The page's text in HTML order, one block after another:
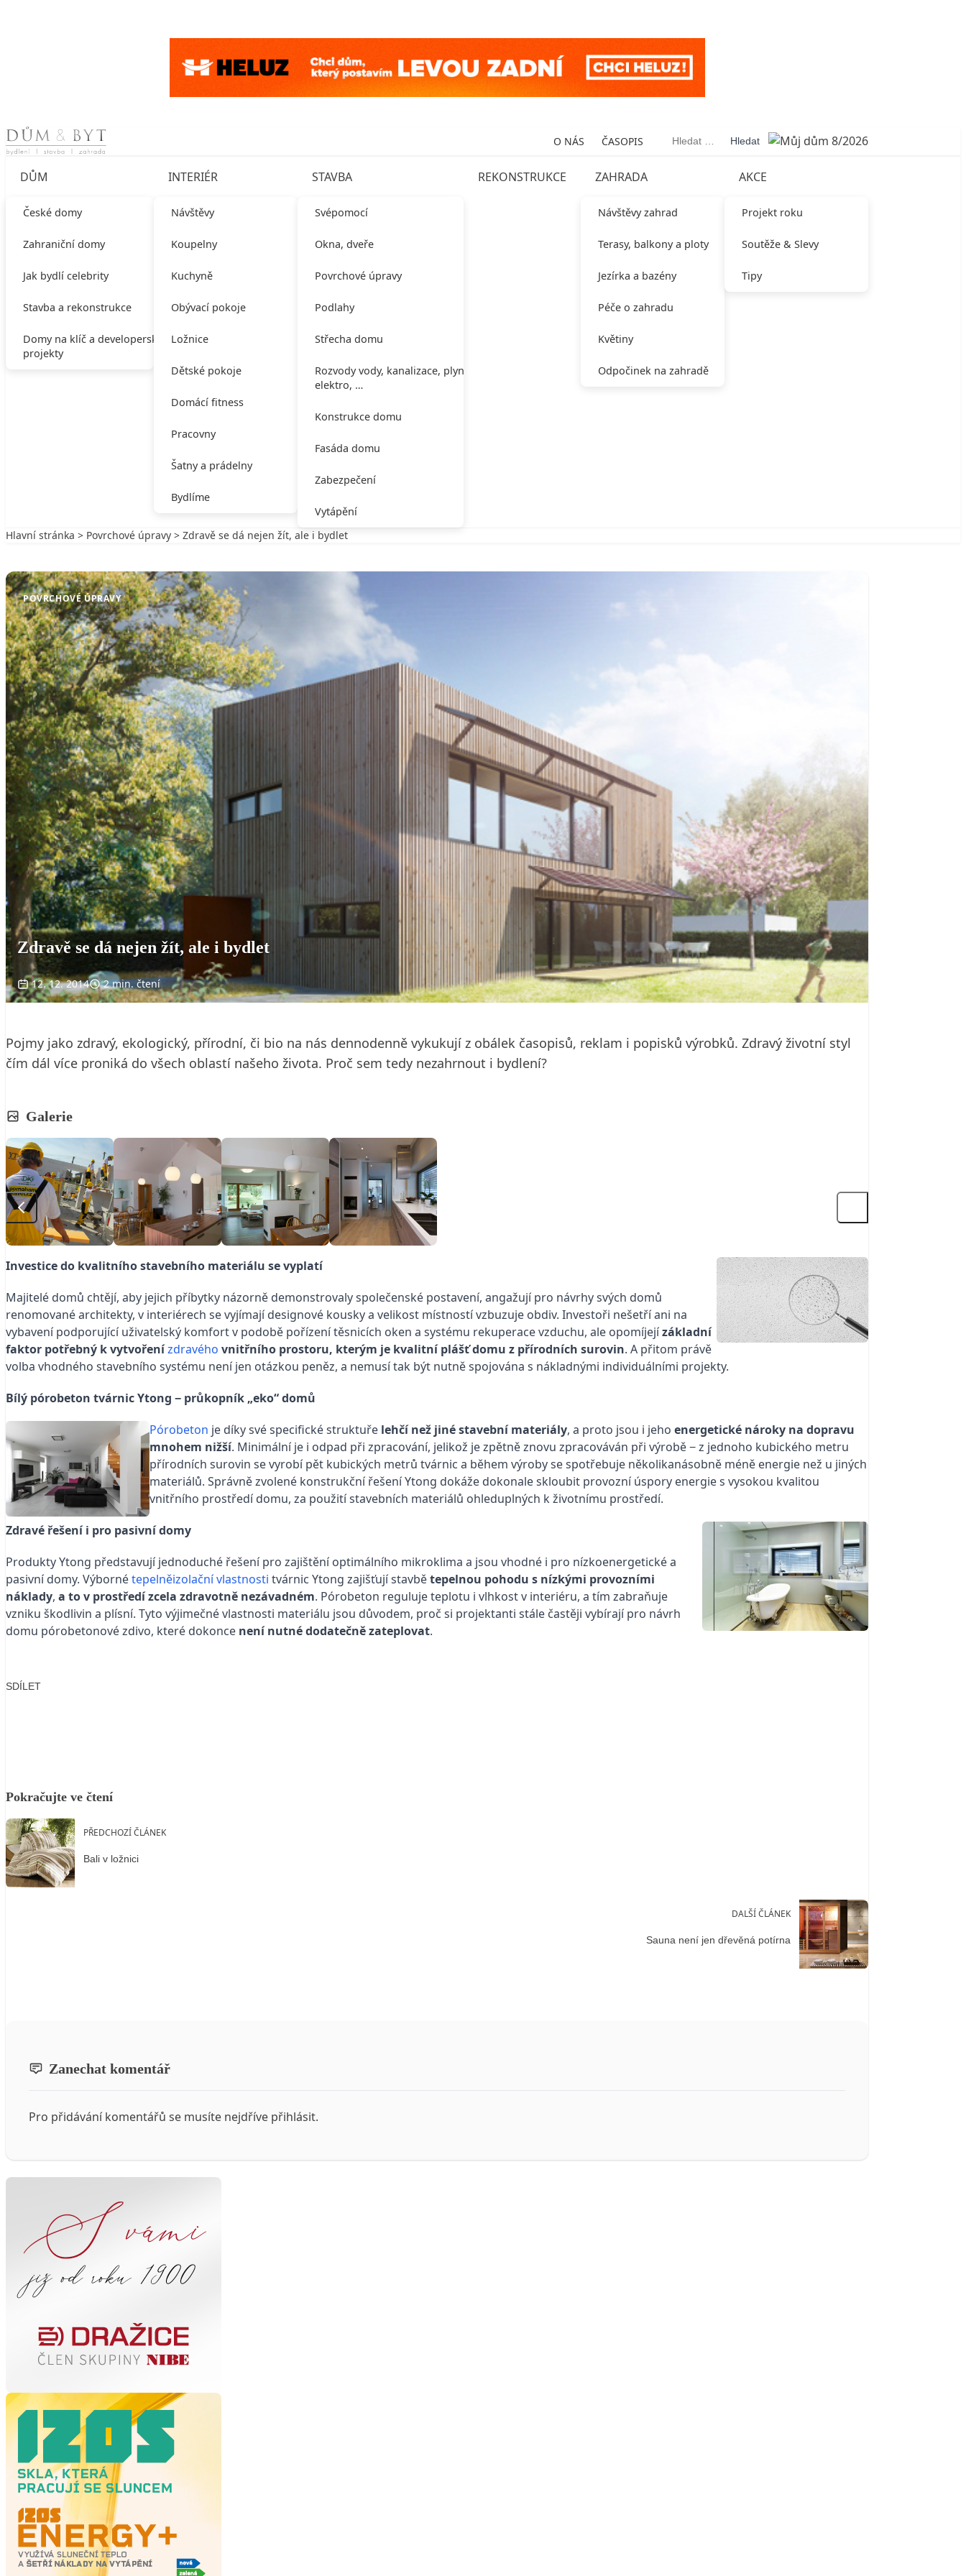
Skip to content O NÁS ČASOPIS Vyhledávání
DŮM
České domy
Zahraniční domy
Jak bydlí celebrity
Stavba a rekonstrukce
Domy na klíč a developerské
projekty
INTERIÉR
Návštěvy
Koupelny
Kuchyně
Obývací pokoje
Ložnice
Dětské pokoje
Domácí fitness
Pracovny
Šatny a prádelny
Bydlíme
STAVBA
Svépomocí
Okna, dveře
Povrchové úpravy
Podlahy
Střecha domu
Rozvody vody, kanalizace, plynu,
elektro, …
Konstrukce domu
Fasáda domu
Zabezpečení
Vytápění
REKONSTRUKCE ZAHRADA
Návštěvy zahrad
Terasy, balkony a ploty
Jezírka a bazény
Péče o zahradu
Květiny
Odpočinek na zahradě
AKCE
Projekt roku
Soutěže & Slevy
Tipy
Hlavní stránka > Povrchové úpravy > Zdravě se dá nejen žít, ale i bydlet
POVRCHOVÉ ÚPRAVY
Zdravě se dá nejen žít, ale i bydlet
12. 12. 2014 2 min. čtení
Pojmy jako zdravý, ekologický, přírodní, či bio na nás dennodenně vykukují z obálek časopisů, reklam i popisků výrobků. Zdravý životní styl
čím dál více proniká do všech oblastí našeho života. Proč sem tedy nezahrnout i bydlení?
Galerie
Investice do kvalitního stavebního materiálu se vyplatí
Majitelé domů chtějí, aby jejich příbytky názorně demonstrovaly společenské postavení, angažují pro návrhy svých domů
renomované architekty, v interiérech se vyjímají designové kousky a velikost místností vzbuzuje obdiv. Investoři nešetří ani na
vybavení podporující uživatelský komfort v podobě pořízení těsnicích oken a systému rekuperace vzduchu, ale opomíjejízákladní
faktor potřebný k vytvořenízdravého vnitřního prostoru, kterým je kvalitní plášť domu z přírodních surovin. A přitom právě
volba vhodného stavebního systému není jen otázkou peněz, a nemusí tak být nutně spojována s nákladnými individuálními projekty.
Bílý pórobeton tvárnic Ytong − průkopník „eko“ domů
Pórobeton je díky své specifické struktuře lehčí než jiné stavební materiály, a proto jsou i jeho energetické nároky na dopravu
mnohem nižší. Minimální je i odpad při zpracování, jelikož je zpětně znovu zpracováván při výrobě − z jednoho kubického metru
přírodních surovin se vyrobí pět kubických metrů tvárnic a během výroby se spotřebuje několikanásobně méně energie než u jiných
materiálů. Správně zvolené konstrukční řešení Ytong dokáže dokonale skloubit provozní úspory energie s vysokou kvalitou
vnitřního prostředí domu, za použití stavebních materiálů ohleduplných k životnímu prostředí.
Zdravé řešení i pro pasivní domy
Produkty Ytong představují jednoduché řešení pro zajištění optimálního mikroklima a jsou vhodné i pro nízkoenergetické a
pasivní domy. Výbornétepelněizolační vlastnosti tvárnic Ytong zajišťují stavbětepelnou pohodu s nízkými provozními
náklady, a tov prostředí zcela zdravotně nezávadném. Pórobeton reguluje teplotu i vlhkost v interiéru, a tím zabraňuje
vzniku škodlivin a plísní. Tyto výjimečné vlastnosti materiálu jsou důvodem, proč si projektanti stále častěji vybírají pro návrh
domu pórobetonové zdivo, které dokonce není nutné dodatečně zateplovat.
SDÍLET
Pokračujte ve čtení
PŘEDCHOZÍ ČLÁNEK
Bali v ložnici
DALŠÍ ČLÁNEK
Sauna není jen dřevěná potírna
Zanechat komentář
Pro přidávání komentářů se musíte nejdříve přihlásit.